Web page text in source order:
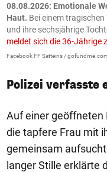
08.08.2026: Emotionale
Haut. Bei einem
und ihre sechsjährige
meldet sich die 36-Jährige
Facebook FF Satteins /
Polizei verfasste
Auf einer geöffneten
die tapfere Frau mit
gemeinsam
langer Stille erklärte